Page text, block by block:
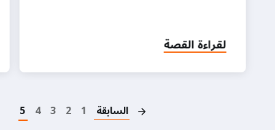
لقراءة القصة
السابقة 1
2
3
4
5